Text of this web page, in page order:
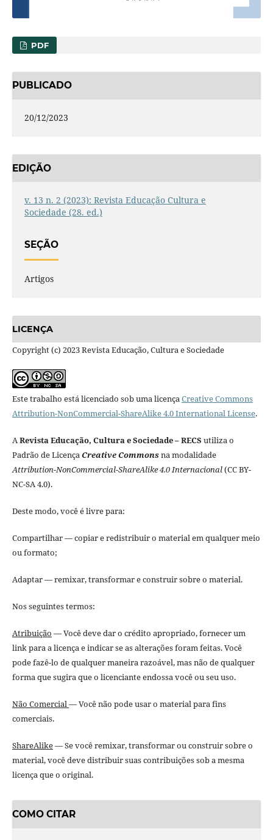
PDF
PUBLICADO
20/12/2023
EDIÇÃO
v. 13 n. 2 (2023): Revista Educação Cultura e
Sociedade (28. ed.)
SEÇÃO
Artigos
LICENÇA
Copyright (c) 2023 Revista Educação, Cultura e Sociedade
Este trabalho está licenciado sob uma licençaCreative Commons
Attribution-NonCommercial-ShareAlike 4.0 International License.
ARevista Educação, Cultura e Sociedade – RECS utiliza o
Padrão de LicençaCreative Commonsna modalidade
Attribution-NonCommercial-ShareAlike 4.0 Internacional(CC BY-
NC-SA 4.0).
Deste modo, você é livre para:
Compartilhar — copiar e redistribuir o material em qualquer meio
ou formato;
Adaptar — remixar, transformar e construir sobre o material.
Nos seguintes termos:
Atribuição — Você deve dar o crédito apropriado, fornecer um
link para a licença e indicar se as alterações foram feitas. Você
pode fazê-lo de qualquer maneira razoável, mas não de qualquer
forma que sugira que o licenciante endossa você ou seu uso.
Não Comercial— Você não pode usar o material para fins
comerciais.
ShareAlike— Se você remixar, transformar ou construir sobre o
material, você deve distribuir suas contribuições sob a mesma
licença que o original.
COMO CITAR